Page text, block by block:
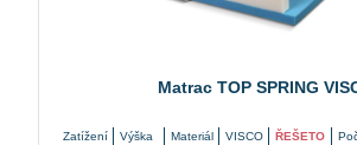
Matrac TOP SPRING
Zatížení
Výška
Materiál
VISCO
ŘEŠETO